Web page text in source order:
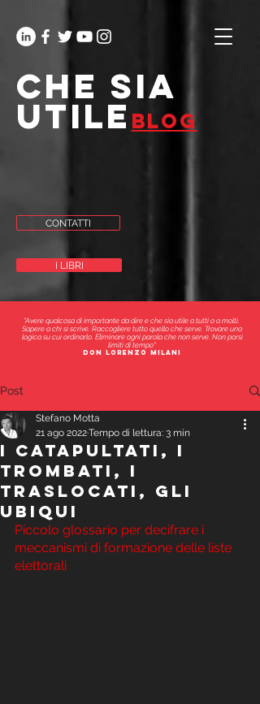
che sia
utile blog
CONTATTI
I LIBRI
"Avere qualcosa di importante da dire e che sia utile a tutti o a molti.
Sapere a chi si scrive. Raccogliere tutto quello che serve. Trovare una
logica su cui ordinarlo. Eliminare ogni parola che non serve. Non porsi
limiti di tempo"
don lorenzo milani
Post
I CATAPULTATI, I
TROMBATI, I
TRASLOCATI, GLI
UBIQUI
Stefano Motta
21 ago 2022Tempo di lettura: 3 min
Piccolo glossario per decifrare i
meccanismi di formazione delle liste
elettorali